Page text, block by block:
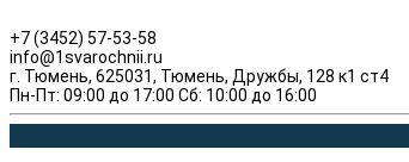
+7 (3452) 57-53-58
info@1svarochnii.ru
г. Тюмень, 625031, Тюмень, Дружбы, 128 к1 ст4
Пн-Пт: 09:00 до 17:00 Сб: 10:00 до 16:00